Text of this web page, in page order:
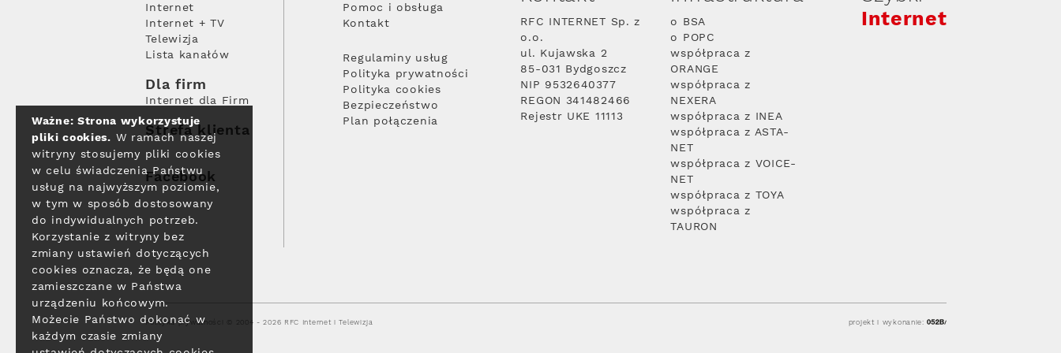
Internet
Internet + TV
Telewizja
Lista kanałów
Dla firm
Internet dla Firm
Strefa klienta
Facebook
Pomoc i obsługa
Kontakt
Regulaminy usług
Polityka prywatności
Polityka cookies
Bezpieczeństwo
Plan połączenia
RFC INTERNET Sp. z
o.o.
ul. Kujawska 2
85-031 Bydgoszcz
NIP 9532640377
REGON 341482466
Rejestr UKE 11113
o BSA
o POPC
współpraca z
ORANGE
współpraca z
NEXERA
współpraca z INEA
współpraca z ASTA-
NET
współpraca z VOICE-
NET
współpraca z TOYA
współpraca z
TAURON
Internet
Polityka prywatności © 2004 - 2026 RFC Internet i Telewizja projekt i wykonanie:
Ważne: Strona wykorzystuje
pliki cookies. W ramach naszej
witryny stosujemy pliki cookies
w celu świadczenia Państwu
usług na najwyższym poziomie,
w tym w sposób dostosowany
do indywidualnych potrzeb.
Korzystanie z witryny bez
zmiany ustawień dotyczących
cookies oznacza, że będą one
zamieszczane w Państwa
urządzeniu końcowym.
Możecie Państwo dokonać w
każdym czasie zmiany